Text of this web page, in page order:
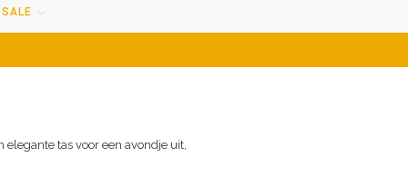
SALE
tas voor een avondje uit,